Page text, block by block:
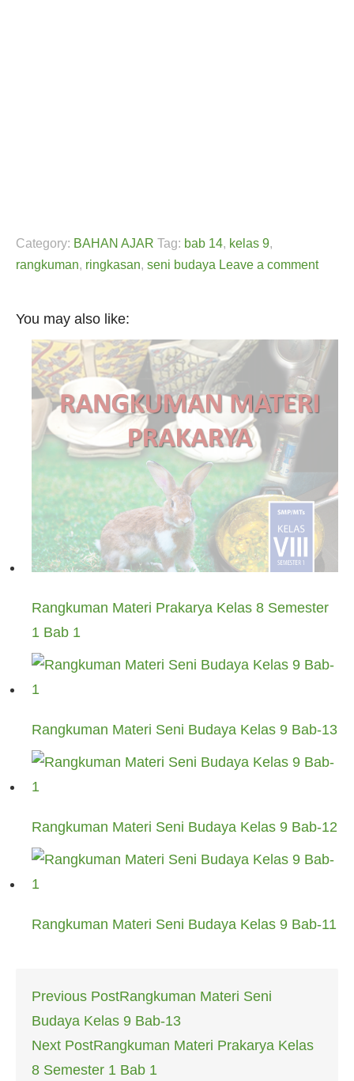
Category: BAHAN AJAR Tag: bab 14, kelas 9,
rangkuman, ringkasan, seni budaya Leave a comment
You may also like:
Rangkuman Materi Prakarya Kelas 8 Semester
1 Bab 1
Rangkuman Materi Seni Budaya Kelas 9 Bab-13
Rangkuman Materi Seni Budaya Kelas 9 Bab-12
Rangkuman Materi Seni Budaya Kelas 9 Bab-11
Post
navigation
Previous PostRangkuman Materi Seni
Budaya Kelas 9 Bab-13
Next PostRangkuman Materi Prakarya Kelas
8 Semester 1 Bab 1